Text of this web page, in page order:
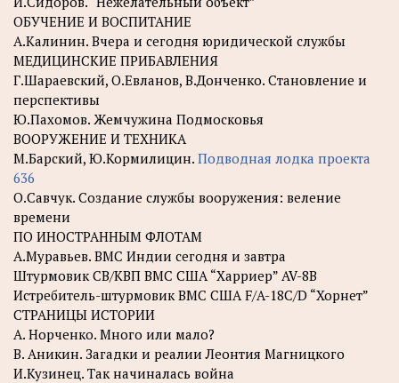
ОБУЧЕНИЕ И ВОСПИТАНИЕ
А.Калинин. Вчера и сегодня юридической службы
МЕДИЦИНСКИЕ ПРИБАВЛЕНИЯ
Г.Шараевский, О.Евланов, В.Донченко. Становление и
перспективы
Ю.Пахомов. Жемчужина Подмосковья
ВООРУЖЕНИЕ И ТЕХНИКА
М.Барский, Ю.Кормилицин. Подводная лодка проекта
636
О.Савчук. Создание службы вооружения: веление
времени
ПО ИНОСТРАННЫМ ФЛОТАМ
А.Муравьев. ВМС Индии сегодня и завтра
Штурмовик СВ/КВП ВМС США “Харриер” AV-8B
Истребитель-штурмовик ВМС США F/A-18C/D “Хорнет”
СТРАНИЦЫ ИСТОРИИ
A. Норченко. Много или мало?
B. Аникин. Загадки и реалии Леонтия Магницкого
И.Кузинец. Так начиналась война